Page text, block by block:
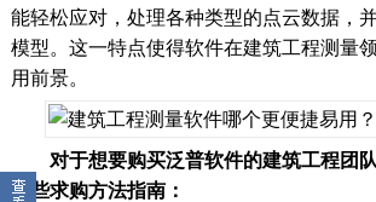
能轻松应对，处理各种类型的点云数据，
模型。这一特点使得软件在建筑工程测量
用前景。
对于想要购买泛普软件的建筑工程团
一些求购方法指南：